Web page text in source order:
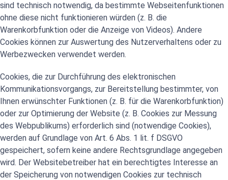
sind technisch notwendig, da bestimmte Webseitenfunktionen
ohne diese nicht funktionieren würden (z. B. die
Warenkorbfunktion oder die Anzeige von Videos). Andere
Cookies können zur Auswertung des Nutzerverhaltens oder zu
Werbezwecken verwendet werden.
Cookies, die zur Durchführung des elektronischen
Kommunikationsvorgangs, zur Bereitstellung bestimmter, von
Ihnen erwünschter Funktionen (z. B. für die Warenkorbfunktion)
oder zur Optimierung der Website (z. B. Cookies zur Messung
des Webpublikums) erforderlich sind (notwendige Cookies),
werden auf Grundlage von Art. 6 Abs. 1 lit. f DSGVO
gespeichert, sofern keine andere Rechtsgrundlage angegeben
wird. Der Websitebetreiber hat ein berechtigtes Interesse an
der Speicherung von notwendigen Cookies zur technisch